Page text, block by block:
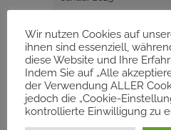
Dezember 2024
August 2024
Dezember 2023
Wir nutzen Cookies auf
ihnen sind essenziell,
diese Website und Ihre
Indem Sie auf „Alle
der Verwendung ALLER
jedoch die „Cookie-
kontrollierte Einwilligung zu